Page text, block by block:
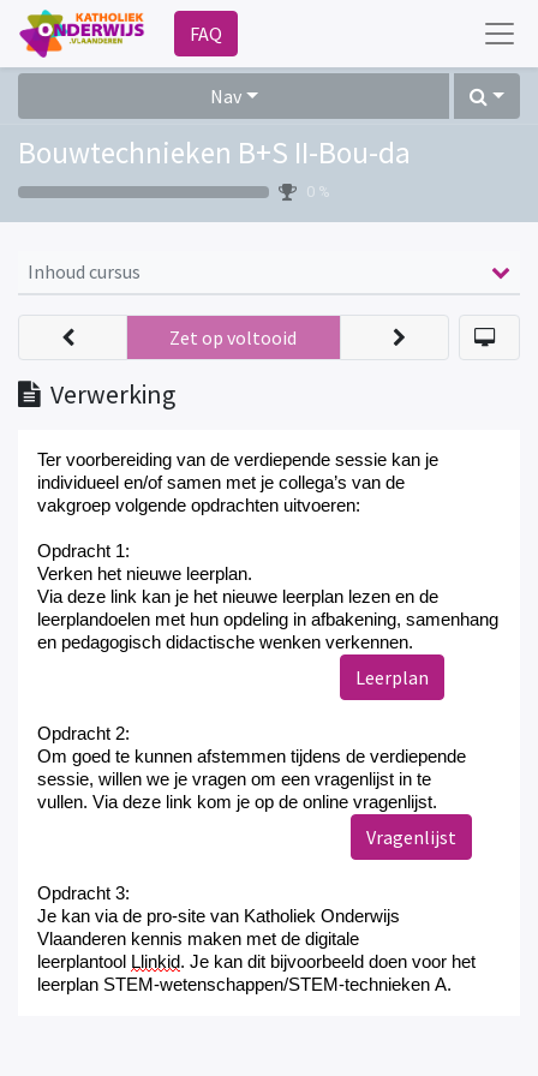
FAQ
Nav
Bouwtechnieken B+S II-Bou-da
0 %
Inhoud cursus
Verwerking
Zet op voltooid
Ter voorbereiding van de verdiepende sessie kan je
individueel en/of samen met je collega’s van de
vakgroep volgende opdrachten uitvoeren:
Opdracht 1:
Verken het nieuwe leerplan.
Via deze link kan je het nieuwe leerplan lezen en de
leerplandoelen met hun opdeling in afbakening, samenhang
en pedagogisch didactische wenken verkennen.
Leerplan
Opdracht 2:
Om goed te kunnen afstemmen tijdens de verdiepende
sessie, willen we je vragen om een vragenlijst in te
vullen. Via deze link kom je op de online vragenlijst.
Vragenlijst
Opdracht 3:
Je kan via de pro-site van Katholiek Onderwijs
Vlaanderen kennis maken met de digitale
leerplantool
Llinkid. Je kan dit bijvoorbeeld doen voor het
leerplan STEM-wetenschappen/STEM-technieken A.